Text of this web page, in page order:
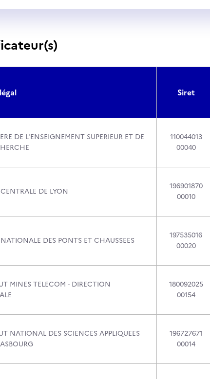
Siret
DE L'ENSEIGNEMENT SUPERIEUR ET DE
110044013
00040
DE LYON
196901870
00010
DES PONTS ET CHAUSSEES
197535016
00020
MINES TELECOM - DIRECTION
180092025
00154
NATIONAL DES SCIENCES APPLIQUEES
196727671
00014